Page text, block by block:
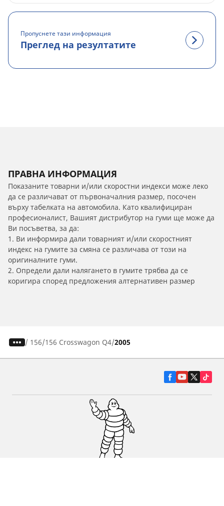
Пропуснете тази информация
Преглед на резултатите
ПРАВНА ИНФОРМАЦИЯ
Показаните товарни и/или скоростни индекси може леко
да се различават от първоначалния размер, посочен
върху табелката на автомобила. Като квалифициран
професионалист, Вашият дистрибутор на гуми ще може да
Ви посъветва, за да:
1. Ви информира дали товарният и/или скоростният
индекс на гумите за смяна се различава от този на
оригиналните гуми.
2. Определи дали налягането в гумите трябва да се
коригира според предложения алтернативен размер
/ 156 156 Crosswagon Q4 2005